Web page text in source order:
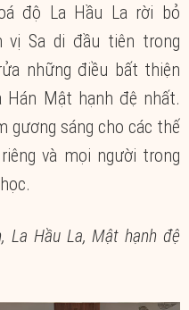
độ La Hầu La rời bỏ
vị Sa di đầu tiên trong
những điều bất thiện
Mật hạnh đệ nhất.
gương sáng cho các thế
và mọi người trong
La Hầu La, Mật hạnh đệ